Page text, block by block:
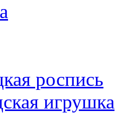
роспись
игрушка